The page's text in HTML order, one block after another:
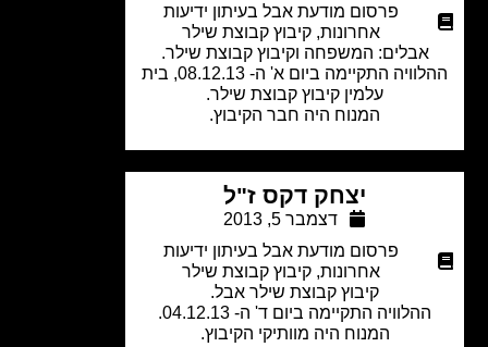
פרסום מודעת אבל בעיתון ידיעות
אחרונות,קיבוץ קבוצת שילר
אבלים: המשפחה וקיבוץ קבוצת שילר.
ההלוויה התקיימה ביום א' ה- 08.12.13, בית
עלמין קיבוץ קבוצת שילר.
המנוח היה חבר הקיבוץ.
יצחק דקס ז"ל
דצמבר 5, 2013
פרסום מודעת אבל בעיתון ידיעות
אחרונות,קיבוץ קבוצת שילר
קיבוץ קבוצת שילר אבל.
ההלוויה התקיימה ביום ד' ה- 04.12.13.
המנוח היה מוותיקי הקיבוץ.